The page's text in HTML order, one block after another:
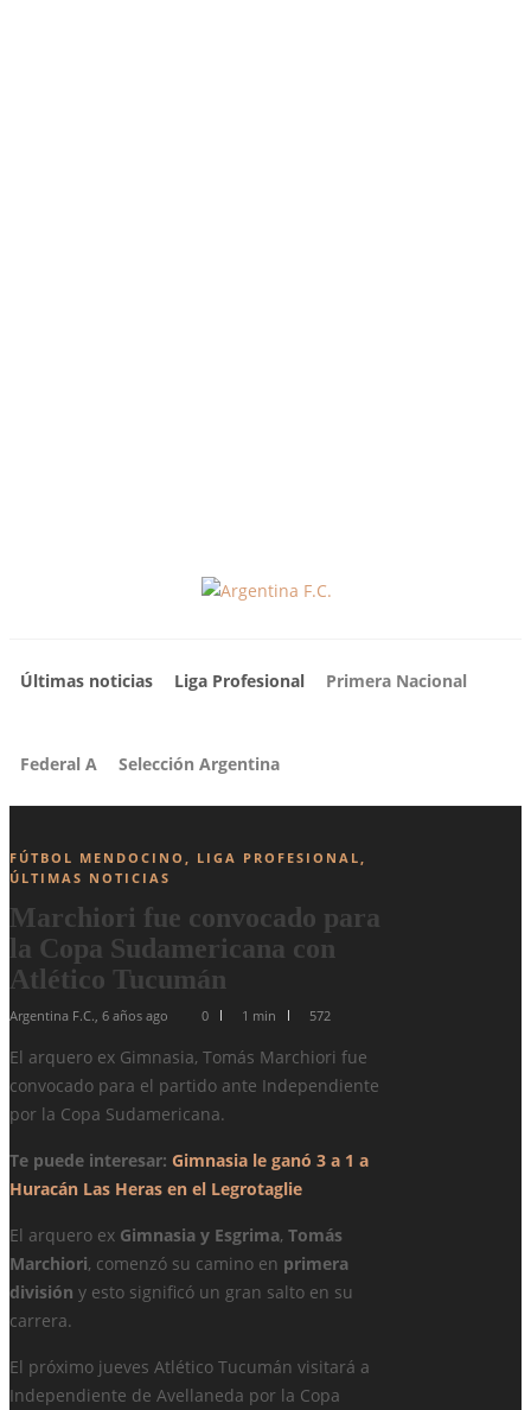
Últimas noticias Liga Profesional Primera Nacional
Federal A Selección Argentina
FÚTBOL MENDOCINO , LIGA PROFESIONAL,
ÚLTIMAS NOTICIAS
Marchiori fue convocado para
la Copa Sudamericana con
Atlético Tucumán
Argentina F.C., 6 años ago 0 1 min 572
El arquero ex Gimnasia, Tomás Marchiori fue
convocado para el partido ante Independiente
por la Copa Sudamericana.
Te puede interesar: Gimnasia le ganó 3 a 1 a
Huracán Las Heras en el Legrotaglie
El arquero ex Gimnasia y Esgrima, Tomás
Marchiori, comenzó su camino en primera
división y esto significó un gran salto en su
carrera.
El próximo jueves Atlético Tucumán visitará a
Independiente de Avellaneda por la Copa